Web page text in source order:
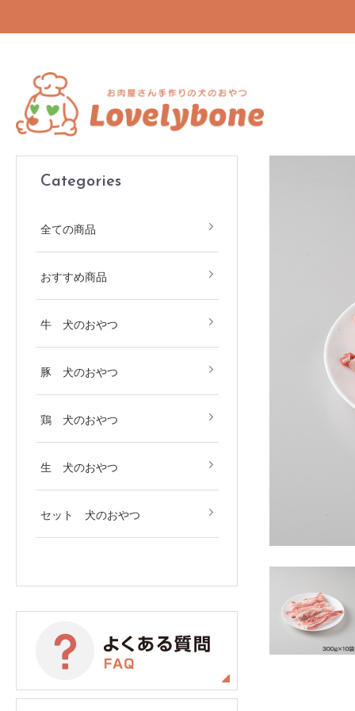
Categories
全ての商品
おすすめ商品
牛 犬のおやつ
豚 犬のおやつ
鶏 犬のおやつ
生 犬のおやつ
セット 犬のおやつ